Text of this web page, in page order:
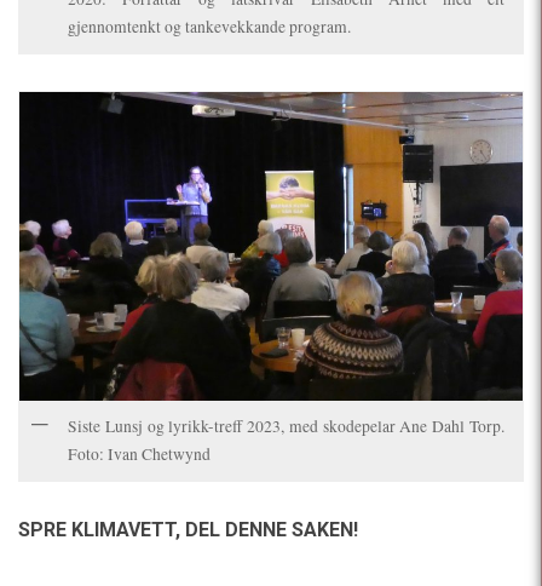
gjennomtenkt og tankevekkande program.
Siste Lunsj og lyrikk-treff 2023, med skodepelar Ane Dahl Torp.
Foto: Ivan Chetwynd
SPRE KLIMAVETT, DEL DENNE SAKEN!